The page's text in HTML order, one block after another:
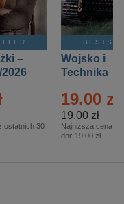
–
2026
ostatnich 30
Wojsko i
Technika
– 2/2026
19.00 zł
19.00 zł
Najniższa cena z
dni: 19.00 zł